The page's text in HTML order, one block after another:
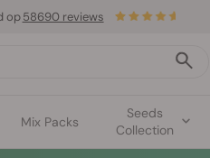
Mix Packs
Seeds
Collection
op 58690 reviews